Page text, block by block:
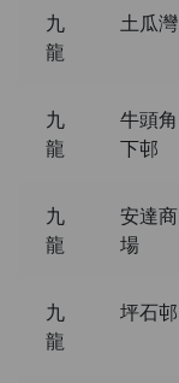
九
龍
土瓜灣
九
龍
牛頭角
下邨
九
龍
安達商
場
九
龍
坪石邨